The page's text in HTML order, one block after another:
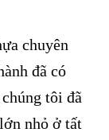
chuyên
đã có
tôi đã
nhỏ ở tất